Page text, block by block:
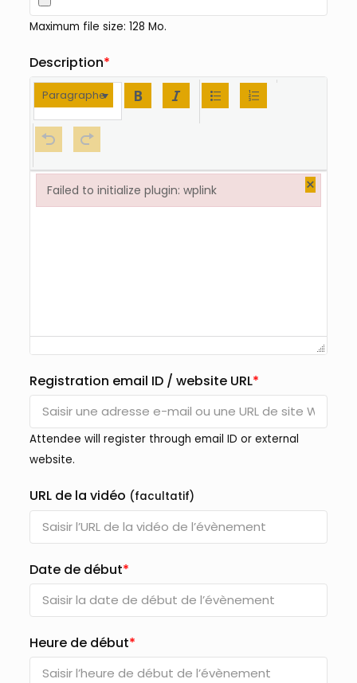
Maximum file size: 128 Mo.
Description*
Paragraphe
Registration email ID / website URL*
Attendee will register through email ID or external
website.
URL de la vidéo (facultatif)
Date de début*
Heure de début*
Failed to initialize plugin: wplink ×
Failed to initialize plugin: wplink